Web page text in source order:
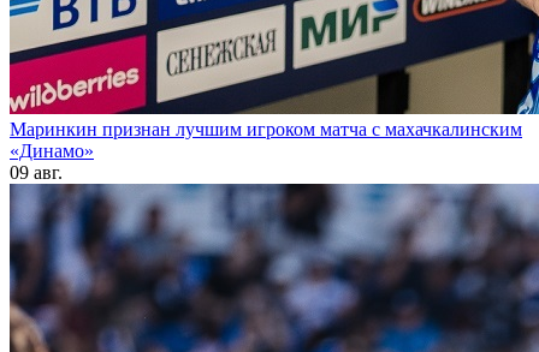
Маринкин признан лучшим игроком матча с махачкалинским
«Динамо»
09 авг.